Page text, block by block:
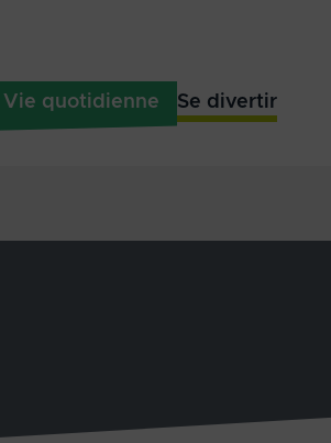
Vie quotidienne Se divertir